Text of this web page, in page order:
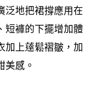
泛地把裙撐應用在
短褲的下擺增加體
加上薘鬆褶皺 ， 加
美感。